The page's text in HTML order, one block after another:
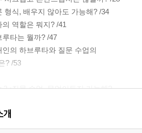
형식, 배우지 않아도 가능해? /34
의 역할은 뭐지? /41
루타는 뭘까? /47
인의 하브루타와 질문 수업의
? /53
2 •질문 수업, 무엇이든지 가능해?
진도는 어떡해? 그럼 교육과정
? /72
개